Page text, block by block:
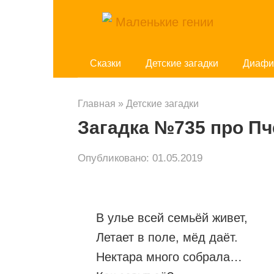
Cказки Детские загадки
Главная » Детские загадки
Загадка №735 про
Опубликовано: 01.05.2019
В улье всей семьёй живет,
Летает в поле, мёд даёт.
Нектара много собрала…